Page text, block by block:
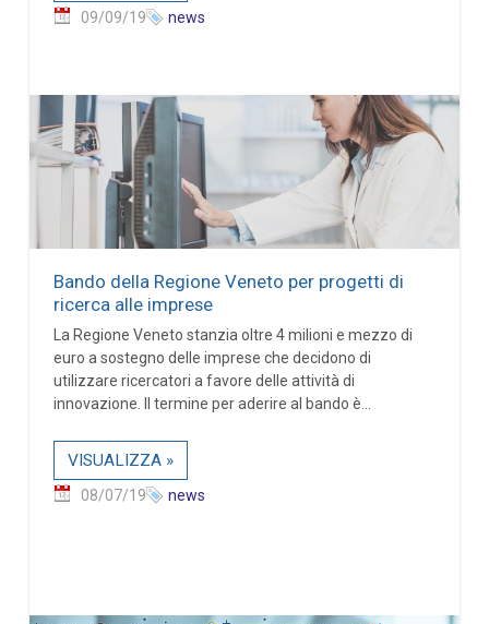
09/09/19 news
Bando della Regione Veneto per progetti di
ricerca alle imprese
La Regione Veneto stanzia oltre 4 milioni e mezzo di
euro a sostegno delle imprese che decidono di
utilizzare ricercatori a favore delle attività di
innovazione. Il termine per aderire al bando è...
VISUALIZZA »
08/07/19 news